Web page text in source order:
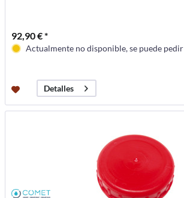
92,90 € *
Actualmente no disponible, se puede pedir
Detalles